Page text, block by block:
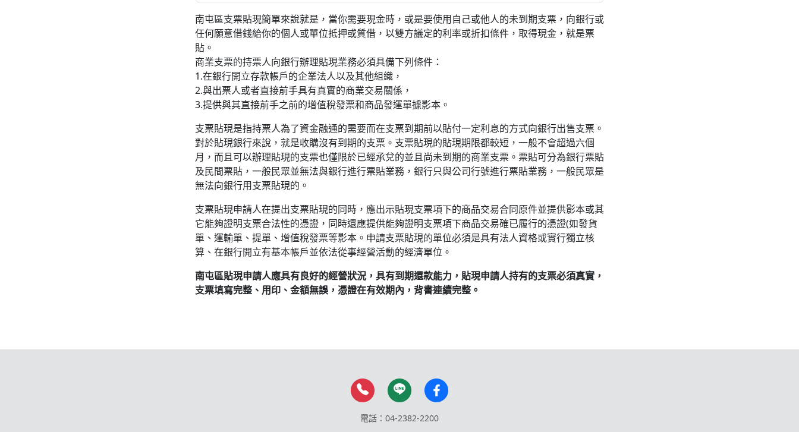
南屯區支票貼現簡單來說就是，當你需要現金時，或是要使用自己或他人的未到期支票，向銀行或
任何願意借錢給你的個人或單位抵押或質借，以雙方議定的利率或折扣條件，取得現金，就是票
貼。
商業支票的持票人向銀行辦理貼現業務必須具備下列條件：
1.在銀行開立存款帳戶的企業法人以及其他組織，
2.與出票人或者直接前手具有真實的商業交易關係，
3.提供與其直接前手之前的增值稅發票和商品發運單據影本。
支票貼現是指持票人為了資金融通的需要而在支票到期前以貼付一定利息的方式向銀行出售支票。
對於貼現銀行來說，就是收購沒有到期的支票。支票貼現的貼現期限都較短，一般不會超過六個
月，而且可以辦理貼現的支票也僅限於已經承兌的並且尚未到期的商業支票。票貼可分為銀行票貼
及民間票貼，一般民眾並無法與銀行進行票貼業務，銀行只與公司行號進行票貼業務，一般民眾是
無法向銀行用支票貼現的。
支票貼現申請人在提出支票貼現的同時，應出示貼現支票項下的商品交易合同原件並提供影本或其
它能夠證明支票合法性的憑證，同時還應提供能夠證明支票項下商品交易確已履行的憑證(如發貨
單、運輸單、提單、增值稅發票等影本。申請支票貼現的單位必須是具有法人資格或實行獨立核
算、在銀行開立有基本帳戶並依法從事經營活動的經濟單位。
南屯區貼現申請人應具有良好的經營狀況，具有到期還款能力，貼現申請人持有的支票必須真實，
支票填寫完整、用印、金額無誤，憑證在有效期內，背書連續完整。
電話：04-2382-2200